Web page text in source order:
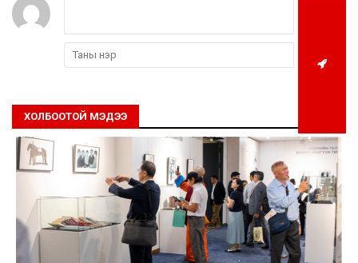
ХОЛБООТОЙ МЭДЭЭ